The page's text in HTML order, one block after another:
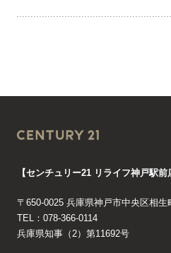
【センチュリー21 リライフ神戸駅前
〒650-0025 兵庫県神戸市中央区相
TEL：078-366-0114
兵庫県知事（2）第11692号